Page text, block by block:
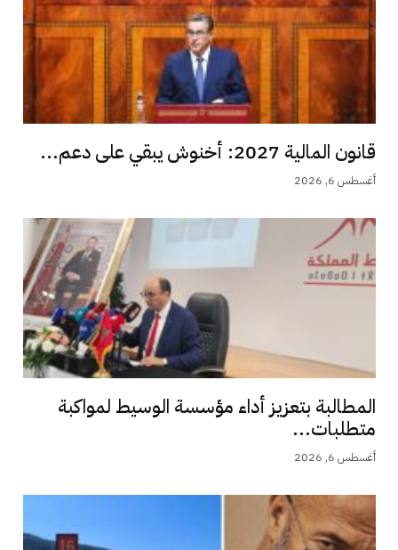
قانون المالية 2027: أخنوش يبقي على دعم...
أغسطس 6, 2026
المطالبة بتعزيز أداء مؤسسة الوسيط لمواكبة
متطلبات...
أغسطس 6, 2026